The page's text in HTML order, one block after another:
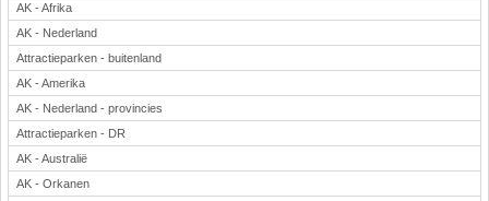
AK - Afrika
AK - Nederland
Attractieparken - buitenland
AK - Amerika
AK - Nederland - provincies
Attractieparken - DR
AK - Australië
AK - Orkanen